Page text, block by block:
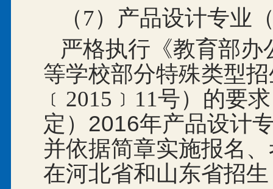
（7）产品设计专业
严格执行《教育部办
等学校部分特殊类型
﹝2015﹞11号）的要
定）2016年产品设计
并依据简章实施报名
在河北省和山东省招